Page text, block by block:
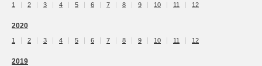
1 2 3 4 5 6 7 8 9 10 11 12
2020
1 2 3 4 5 6 7 8 9 10 11 12
2019